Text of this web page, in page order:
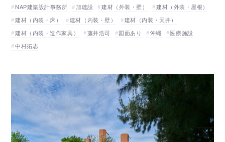
NAP建築設計事務所 旭建設 建材（外装・壁）
建材（外装・屋根）
建材（内装・床）
建材（内装・壁）
建材（内装・天井）
建材（内装・造作家具）
藤井浩司 図面あり 沖縄
医療施設
中村拓志